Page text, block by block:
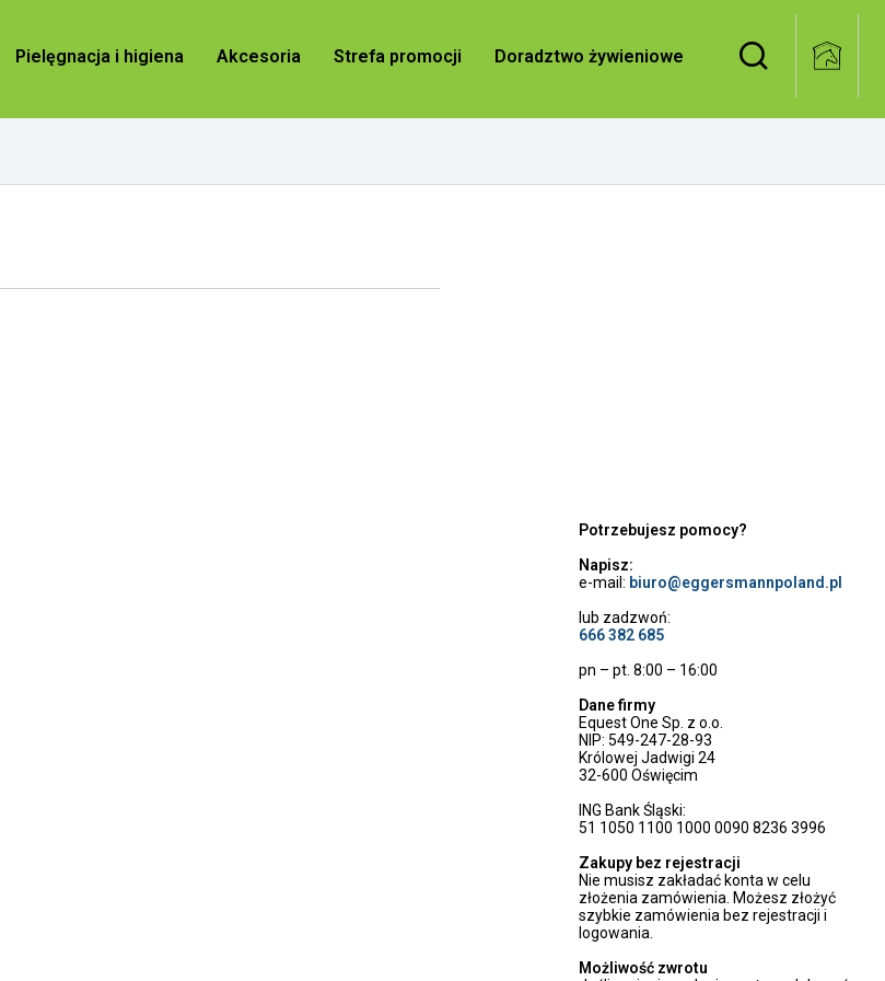
Pielęgnacja i higiena Akcesoria Strefa promocji Doradztwo żywieniowe Blog
Potrzebujesz pomocy?
Napisz:
e-mail: biuro@eggersmannpoland.pl
lub zadzwoń:
666 382 685
pn – pt. 8:00 – 16:00
Dane firmy
Equest One Sp. z o.o.
NIP: 549-247-28-93
Królowej Jadwigi 24
32-600 Oświęcim
ING Bank Śląski:
51 1050 1100 1000 0090 8236 3996
Zakupy bez rejestracji
Nie musisz zakładać konta w celu
złożenia zamówienia. Możesz złożyć
szybkie zamówienia bez rejestracji i
logowania.
Możliwość zwrotu